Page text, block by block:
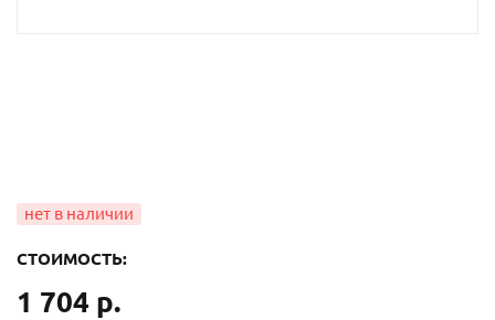
СТОИМОСТЬ:
1 704 р.